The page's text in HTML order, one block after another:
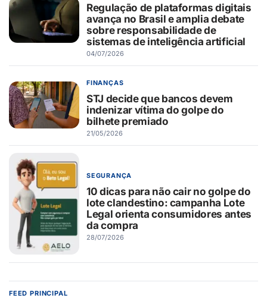
Regulação de plataformas digitais
avança no Brasil e amplia debate
sobre responsabilidade de
sistemas de inteligência artificial
04/07/2026
FINANÇAS
STJ decide que bancos devem
indenizar vítima do golpe do
bilhete premiado
21/05/2026
SEGURANÇA
10 dicas para não cair no golpe do
lote clandestino: campanha Lote
Legal orienta consumidores antes
da compra
28/07/2026
FEED PRINCIPAL